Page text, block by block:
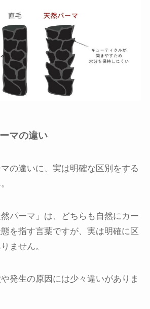
マの違い
の違いに、実は明確な区別をする
然パーマ」は、どちらも自然にカー
を指す言葉ですが、実は明確に区
ません。
発生の原因には少々違いがありま